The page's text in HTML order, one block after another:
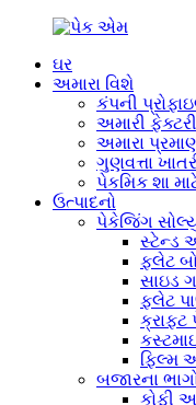
ઘર
અમારા વિશે
કંપની
અમારી
અમારા
ગુણવત્તા
પેકમિક શા
ઉત્પાદનો
પેકેજિંગ
સ્ટેન્ડ
ફ્લેટ
સાઇડ
ફ્લેટ
ક્રાફ્ટ
ફિલ્મ
બજારના
કોફી